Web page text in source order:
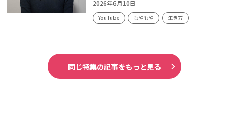
2026年6月10日
YouTube もやもや 生き方
同じ特集の記事をもっと見る